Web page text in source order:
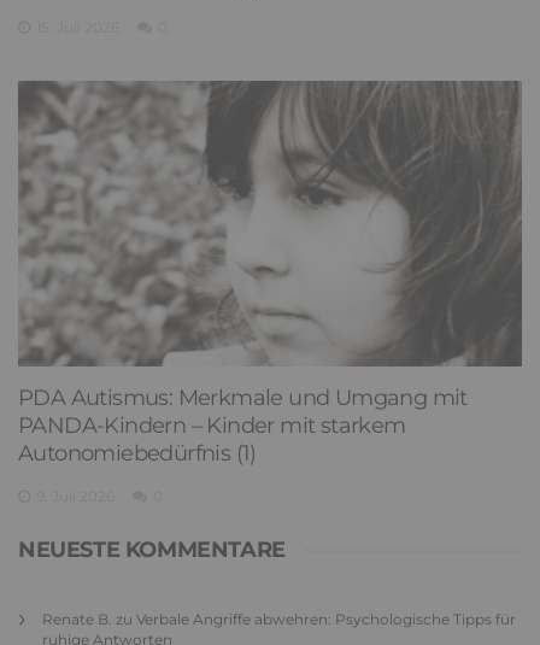
PDA Autismus: Merkmale und Umgang mit
PANDA-Kindern – Kinder mit starkem
Autonomiebedürfnis (1)
NEUESTE KOMMENTARE
Renate B. zu Verbale Angriffe abwehren: Psychologische Tipps für
ruhige Antworten